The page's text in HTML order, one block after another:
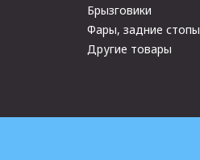
Брызговики
Фары, задние стопы
Другие товары